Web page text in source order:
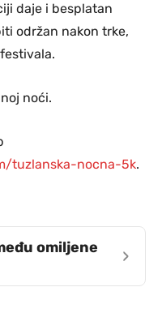
daje i besplatan
održan nakon trke,
noći.
tuzlanska-nocna-5k.
omiljene
›